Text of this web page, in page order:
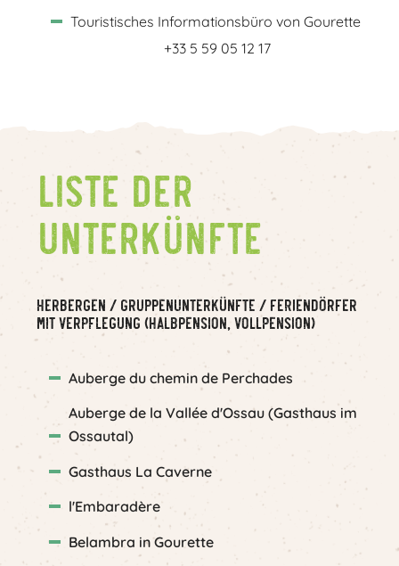
Touristisches Informationsbüro von Gourette
+33 5 59 05 12 17
Liste der
Unterkünfte
Herbergen / Gruppenunterkünfte / Feriendörfer
mit Verpflegung (Halbpension, Vollpension)
Auberge du chemin de Perchades
Auberge de la Vallée d'Ossau (Gasthaus im
Ossautal)
Gasthaus La Caverne
l'Embaradère
Belambra in Gourette